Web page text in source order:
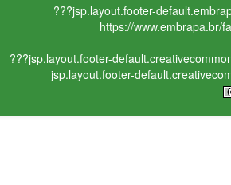
???jsp.layout.footer-
https://www.embrapa.br/
???jsp.layout.footer-
jsp.layout.footer-